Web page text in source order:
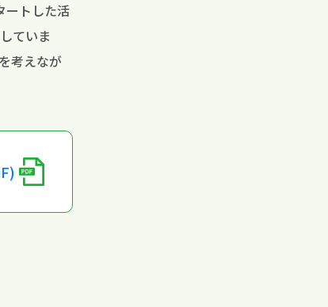
ートした活
ていま
考えなが